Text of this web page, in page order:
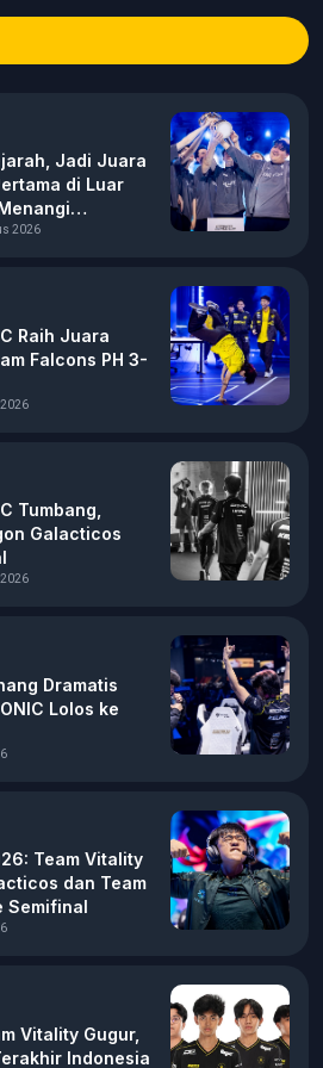
Jadi Juara
di Luar
MLBB
2026
Raih Juara
Falcons PH 3-
Tumbang,
Galacticos
Dramatis
Lolos ke
Team Vitality
dan Team
Semifinal
Vitality Gugur,
Indonesia